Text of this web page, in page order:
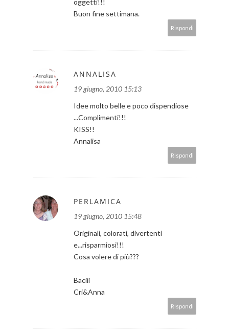
oggetti!!!
Buon fine settimana.
Rispondi
ANNALISA
19 giugno, 2010 15:13
Idee molto belle e poco dispendiose
...Complimenti!!!
KISS!!
Annalisa
Rispondi
PERLAMICA
19 giugno, 2010 15:48
Originali, colorati, divertenti
e...risparmiosi!!!
Cosa volere di più???
Baciii
Cri&Anna
Rispondi